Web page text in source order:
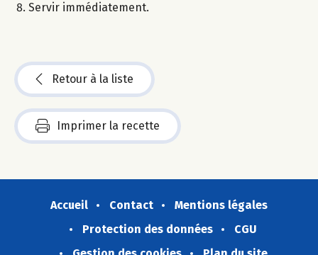
Servir immédiatement.
Retour à la liste
Imprimer la recette
Accueil Contact
Mentions légales
Protection des données
CGU